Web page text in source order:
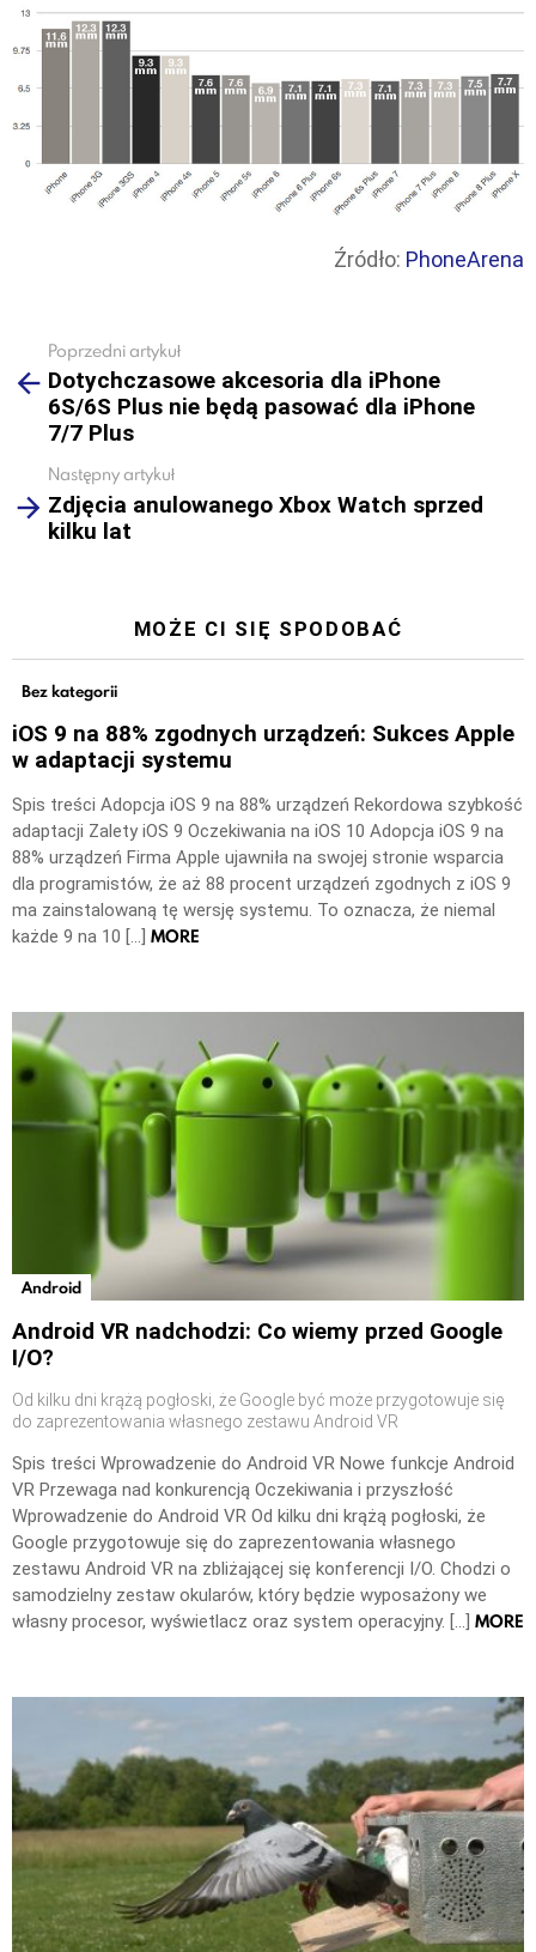
Źródło: PhoneArena
more
Poprzedni artykuł
Dotychczasowe akcesoria dla iPhone
6S/6S Plus nie będą pasować dla iPhone
7/7 Plus
Następny artykuł
Zdjęcia anulowanego Xbox Watch sprzed
kilku lat
MOŻE CI SIĘ SPODOBAĆ
Bez kategorii
iOS 9 na 88% zgodnych urządzeń: Sukces Apple
w adaptacji systemu
Spis treści Adopcja iOS 9 na 88% urządzeń Rekordowa szybkość
adaptacji Zalety iOS 9 Oczekiwania na iOS 10 Adopcja iOS 9 na
88% urządzeń Firma Apple ujawniła na swojej stronie wsparcia
dla programistów, że aż 88 procent urządzeń zgodnych z iOS 9
ma zainstalowaną tę wersję systemu. To oznacza, że niemal
każde 9 na 10 […] MORE
Android
Android VR nadchodzi: Co wiemy przed Google
I/O?
Od kilku dni krążą pogłoski, że Google być może przygotowuje się
do zaprezentowania własnego zestawu Android VR
Spis treści Wprowadzenie do Android VR Nowe funkcje Android
VR Przewaga nad konkurencją Oczekiwania i przyszłość
Wprowadzenie do Android VR Od kilku dni krążą pogłoski, że
Google przygotowuje się do zaprezentowania własnego
zestawu Android VR na zbliżającej się konferencji I/O. Chodzi o
samodzielny zestaw okularów, który będzie wyposażony we
własny procesor, wyświetlacz oraz system operacyjny. […] MORE